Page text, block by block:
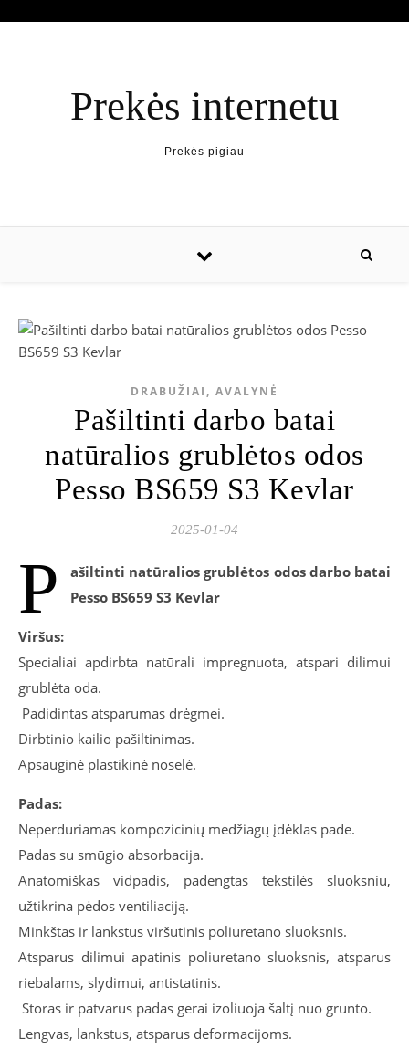
Prekės internetu
Prekės pigiau
DRABUŽIAI, AVALYNĖ
Pašiltinti darbo batai
natūralios grublėtos odos
Pesso BS659 S3 Kevlar
2025-01-04
P
ašiltinti natūralios grublėtos odos darbo batai
Pesso BS659 S3 Kevlar
Viršus:
Specialiai apdirbta natūrali impregnuota, atspari dilimui
grublėta oda.
Padidintas atsparumas drėgmei.
Dirbtinio kailio pašiltinimas.
Apsauginė plastikinė noselė.
Padas:
Neperduriamas kompozicinių medžiagų įdėklas pade.
Padas su smūgio absorbacija.
Anatomiškas vidpadis, padengtas tekstilės sluoksniu,
užtikrina pėdos ventiliaciją.
Minkštas ir lankstus viršutinis poliuretano sluoksnis.
Atsparus dilimui apatinis poliuretano sluoksnis, atsparus
riebalams, slydimui, antistatinis.
Storas ir patvarus padas gerai izoliuoja šaltį nuo grunto.
Lengvas, lankstus, atsparus deformacijoms.